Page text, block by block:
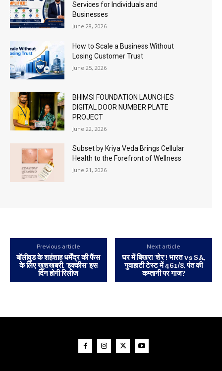
Services for Individuals and
Businesses
June 28, 2026
How to Scale a Business Without
Losing Customer Trust
June 25, 2026
BHIMSI FOUNDATION LAUNCHES
DIGITAL DOOR NUMBER PLATE
PROJECT
June 22, 2026
Subset by Kriya Veda Brings Cellular
Health to the Forefront of Wellness
June 21, 2026
Previous article
बॉलीवुड के शहंशाह धर्मेंद्र की फैंस
के लिए खुशखबरी, ‘इक्कीस’ इस
दिन होगी रिलीज
Next article
घर में बिखरा ‘शेर’! भारत vs SA,
गुवाहाटी टेस्ट में 461/8, पंत की
कप्तानी पर गाज?